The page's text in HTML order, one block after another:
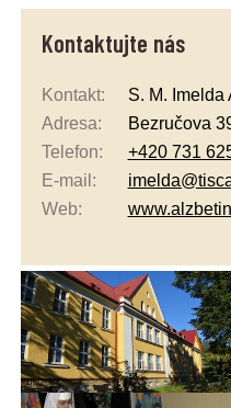
Kontaktujte nás
Kontakt:
S. M. Imelda
Adresa:
Bezručova
Telefon:
+420 731
E-mail:
Web: